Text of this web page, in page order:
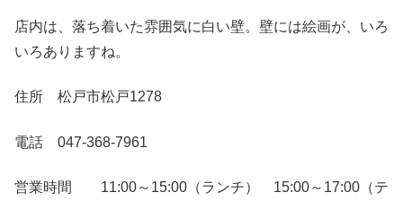
店内は、落ち着いた雰囲気に白い壁。壁には絵画が、いろ
いろありますね。
住所 松戸市松戸1278
電話 047-368-7961
営業時間 11:00～15:00（ランチ） 15:00～17:00（テ